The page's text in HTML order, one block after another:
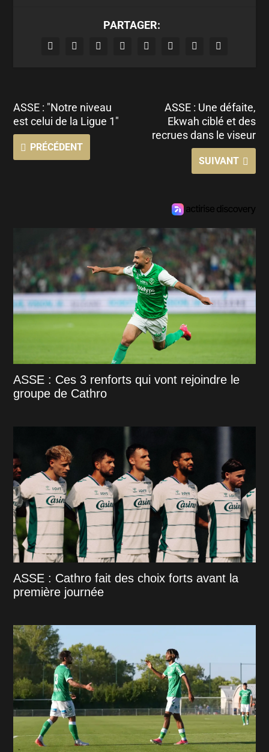
PARTAGER:
ASSE : "Notre niveau
est celui de la Ligue 1"
PRÉCÉDENT
ASSE : Une défaite,
Ekwah ciblé et des
recrues dans le viseur
SUIVANT
ASSE : Ces 3 renforts qui vont rejoindre le
groupe de Cathro
ASSE : Cathro fait des choix forts avant la
première journée